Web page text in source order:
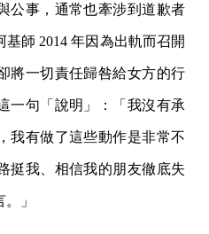
公事，通常也牽涉到道歉者
師 2014 年因為出軌而召開
將一切責任歸咎給女方的行
一句「說明」：「我沒有承
我有做了這些動作是非常不
挺我、相信我的朋友徹底失
」